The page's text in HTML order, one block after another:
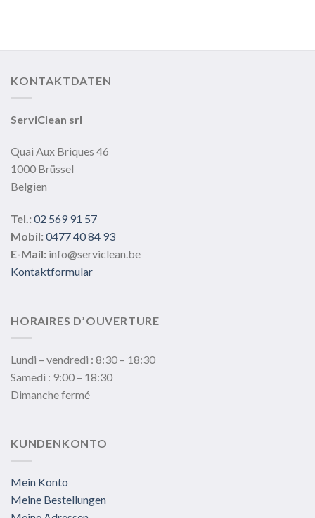
auf.
Optionen
können
der
gewählt
werden
KONTAKTDATEN
ServiClean srl
Quai Aux Briques 46
1000 Brüssel
Belgien
Tel.: 02 569 91 57
Mobil: 0477 40 84 93
E-Mail: info@serviclean.be
Kontaktformular
HORAIRES D’OUVERTURE
Lundi – vendredi : 8:30 – 18:30
Samedi : 9:00 – 18:30
Dimanche fermé
KUNDENKONTO
Mein Konto
Meine Bestellungen